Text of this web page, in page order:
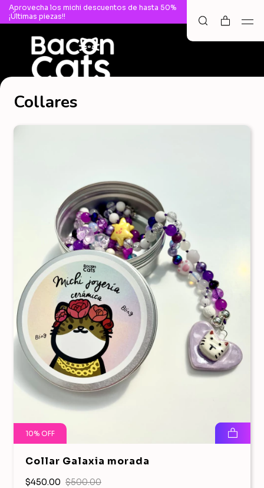
Aprovecha los michi descuentos de hasta 50%
¡Últimas piezas!!
Collares
10% OFF
Collar Galaxia morada
$450.00 $500.00